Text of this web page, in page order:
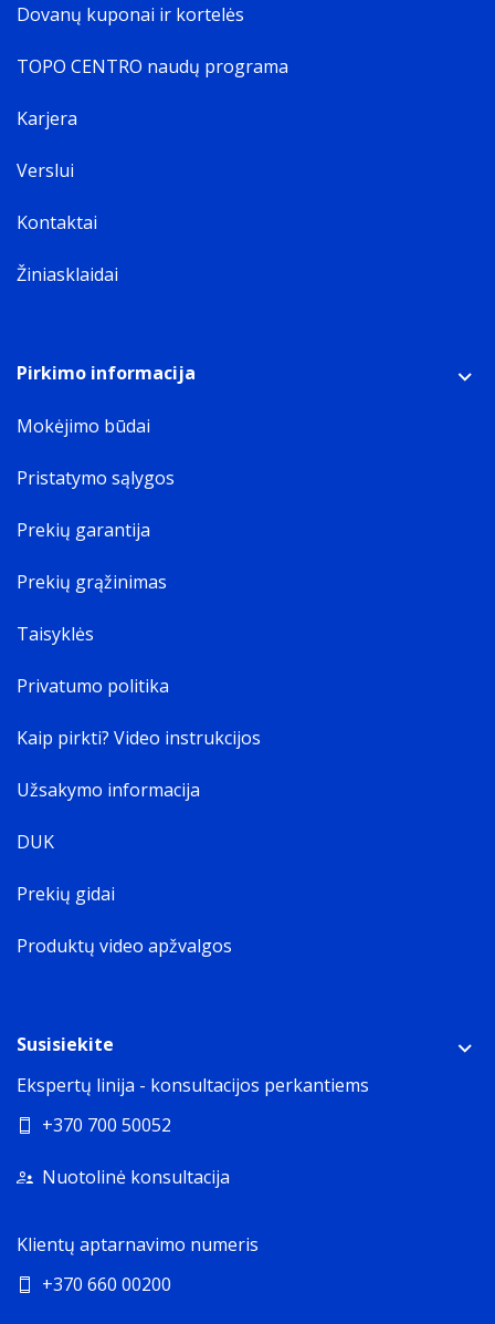
Dovanų kuponai ir kortelės
TOPO CENTRO naudų programa
Karjera
Verslui
Kontaktai
Žiniasklaidai
Pirkimo informacija
Mokėjimo būdai
Pristatymo sąlygos
Prekių garantija
Prekių grąžinimas
Taisyklės
Privatumo politika
Kaip pirkti? Video instrukcijos
Užsakymo informacija
DUK
Prekių gidai
Produktų video apžvalgos
Susisiekite
Ekspertų linija - konsultacijos perkantiems
+370 700 50052
Nuotolinė konsultacija
Klientų aptarnavimo numeris
+370 660 00200